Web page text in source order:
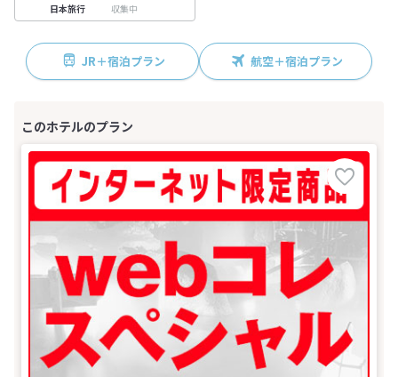
日本旅行 収集中
JR＋宿泊プラン 航空＋宿泊プラン